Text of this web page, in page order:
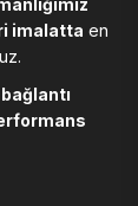
imalatta en
bağlantı